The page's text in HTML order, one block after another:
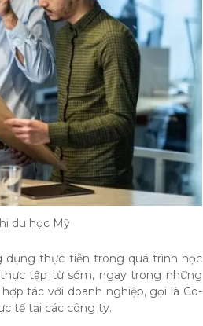
du học Mỹ
dụng thực tiễn trong quá trình học
tập từ sớm, ngay trong những
tác với doanh nghiệp, gọi là Co-
tế tại các công ty.